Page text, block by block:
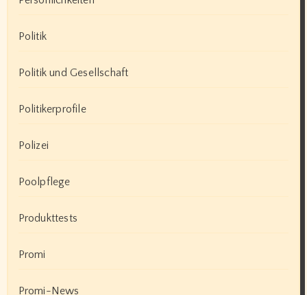
Politik
Politik und Gesellschaft
Politikerprofile
Polizei
Poolpflege
Produkttests
Promi
Promi-News